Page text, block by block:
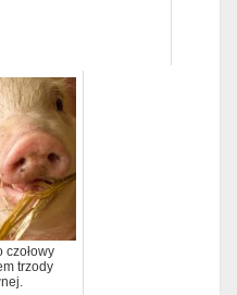
czołowy
trzody